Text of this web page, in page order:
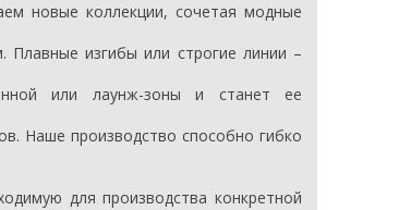
новые коллекции, сочетая модные
Плавные изгибы или строгие линии –
или лаунж-зоны и станет ее
Наше производство способно гибко
для производства конкретной